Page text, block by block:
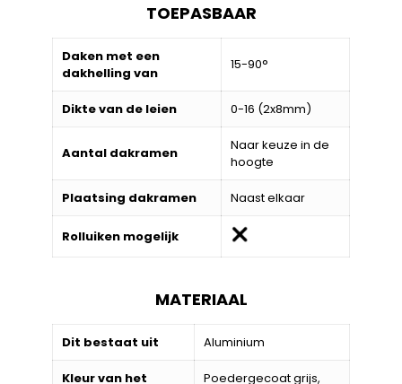
TOEPASBAAR
Daken met een
dakhelling van
15-90°
Dikte van de leien 0-16 (2x8mm)
Aantal dakramen
Naar keuze in de
hoogte
Plaatsing dakramen Naast elkaar
Rolluiken mogelijk
MATERIAAL
Dit bestaat uit Aluminium
Kleur van het Poedergecoat grijs,